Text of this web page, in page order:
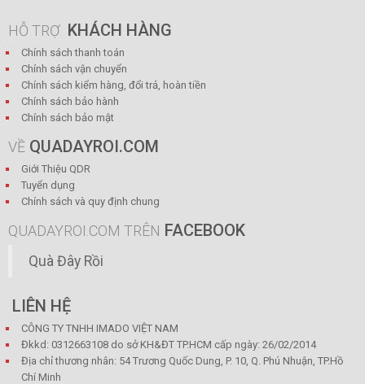
HỖ TRỢ KHÁCH HÀNG
Chính sách thanh toán
Chính sách vận chuyển
Chính sách kiểm hàng, đổi trả, hoàn tiền
Chính sách bảo hành
Chính sách bảo mật
VỀ QUADAYROI.COM
Giới Thiệu QDR
Tuyển dụng
Chính sách và quy định chung
QUADAYROI.COM TRÊN FACEBOOK
Quà Đây Rồi
LIÊN HỆ
CÔNG TY TNHH IMADO VIỆT NAM
Đkkd: 0312663108 do sở KH&ĐT TP.HCM cấp ngày: 26/02/2014
Địa chỉ thương nhân: 54 Trương Quốc Dung, P. 10, Q. Phú Nhuận, TP.Hồ
Chí Minh